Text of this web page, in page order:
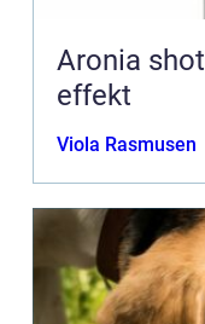
Aronia shot lille flaske, stor
effekt
Viola Rasmusen